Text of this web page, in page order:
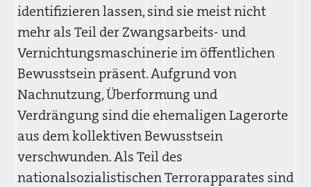
identifizieren lassen, sind sie meist nicht
mehr als Teil der Zwangsarbeits- und
Vernichtungsmaschinerie im öffentlichen
Bewusstsein präsent. Aufgrund von
Nachnutzung, Überformung und
Verdrängung sind die ehemaligen Lagerorte
aus dem kollektiven Bewusstsein
verschwunden. Als Teil des
nationalsozialistischen Terrorapparates sind